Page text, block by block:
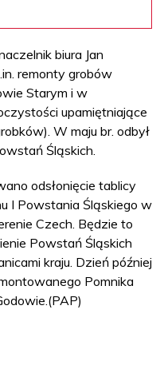
biura Jan
remonty grobów
Starym i w
upamiętniające
W maju br. odbył
Śląskich.
odsłonięcie tablicy
I Powstania Śląskiego w
Czech. Będzie to
Powstań Śląskich
kraju. Dzień później
Pomnika